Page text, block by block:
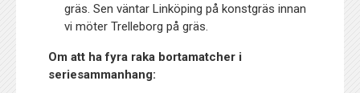
gräs. Sen väntar Linköping på konstgräs innan
vi möter Trelleborg på gräs.
Om att ha fyra raka bortamatcher i
seriesammanhang: